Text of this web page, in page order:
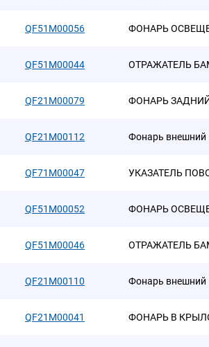
QF51M00056 ФОНАРЬ
QF51M00044 ОТРАЖАТЕЛЬ
QF21M00079 ФОНАРЬ
QF21M00112 Фонарь внешний
QF71M00047 УКАЗАТЕЛЬ
QF51M00052 ФОНАРЬ
QF51M00046 ОТРАЖАТЕЛЬ
QF21M00110 Фонарь внешний
QF21M00041 ФОНАРЬ В